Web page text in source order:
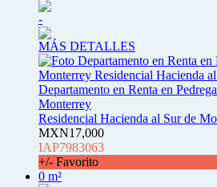
-
MÁS DETALLES
Departamento en Renta en
Monterrey
Residencial Hacienda al Sur de
MXN17,000
IAP7983063
+/- Favorito
0 m²